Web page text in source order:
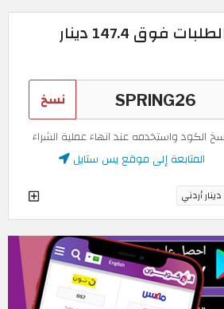
كوبونات خصم يس ستايل | 18% على الطلبات فوق 147.4 دينار
نسخ
الكود واستخدمه عند انهاء عملية الشراء
المتابعة إلى موقع يس ستايل